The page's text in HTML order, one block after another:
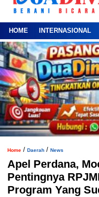
HOME INTERNASIONAL
Home / Daerah / News
Apel Perdana,
Pentingnya
Program Yang